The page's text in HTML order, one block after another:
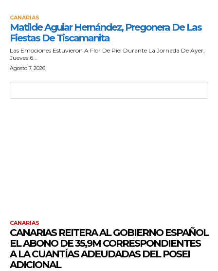
CANARIAS
Matilde Aguiar Hernández, Pregonera De Las
Fiestas De Tiscamanita
Las Emociones Estuvieron A Flor De Piel Durante La Jornada De Ayer,
Jueves 6...
Agosto 7, 2026
CANARIAS
CANARIAS REITERA AL GOBIERNO ESPAÑOL
EL ABONO DE 35,9M CORRESPONDIENTES
A LA CUANTÍAS ADEUDADAS DEL POSEI
ADICIONAL